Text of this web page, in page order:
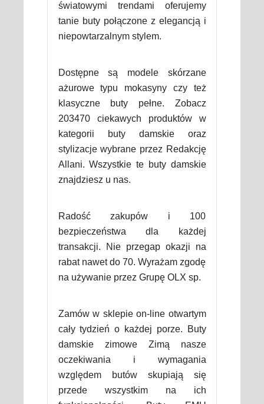
światowymi trendami oferujemy
tanie buty połączone z elegancją i
niepowtarzalnym stylem.
Dostępne są modele skórzane
ażurowe typu mokasyny czy też
klasyczne buty pełne. Zobacz
203470 ciekawych produktów w
kategorii buty damskie oraz
stylizacje wybrane przez Redakcję
Allani. Wszystkie te buty damskie
znajdziesz u nas.
Radość zakupów i 100
bezpieczeństwa dla każdej
transakcji. Nie przegap okazji na
rabat nawet do 70. Wyrażam zgodę
na używanie przez Grupę OLX sp.
Zamów w sklepie on-line otwartym
cały tydzień o każdej porze. Buty
damskie zimowe Zimą nasze
oczekiwania i wymagania
względem butów skupiają się
przede wszystkim na ich